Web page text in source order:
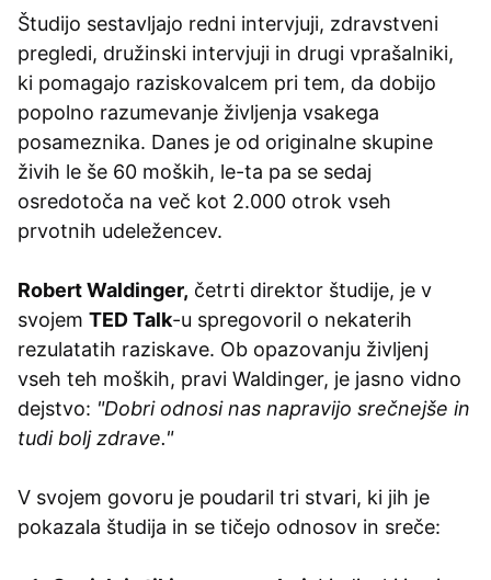
Študijo sestavljajo redni intervjuji, zdravstveni
pregledi, družinski intervjuji in drugi vprašalniki,
ki pomagajo raziskovalcem pri tem, da dobijo
popolno razumevanje življenja vsakega
posameznika. Danes je od originalne skupine
živih le še 60 moških, le-ta pa se sedaj
osredotoča na več kot 2.000 otrok vseh
prvotnih udeležencev.
Robert Waldinger, četrti direktor študije, je v
svojem TED Talk-u spregovoril o nekaterih
rezulatatih raziskave. Ob opazovanju življenj
vseh teh moških, pravi Waldinger, je jasno vidno
dejstvo: "Dobri odnosi nas napravijo srečnejše in
tudi bolj zdrave."
V svojem govoru je poudaril tri stvari, ki jih je
pokazala študija in se tičejo odnosov in sreče: